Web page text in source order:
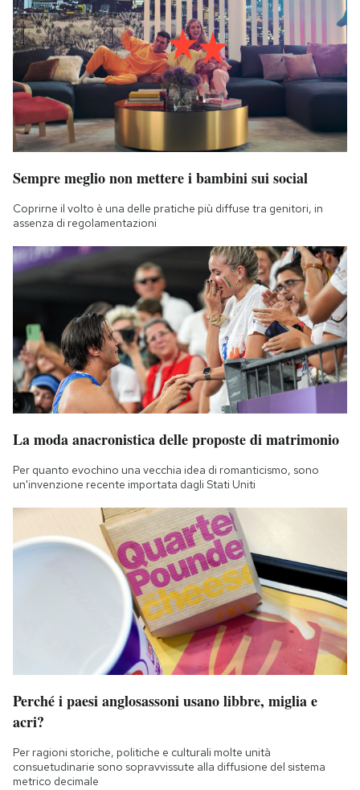
Sempre meglio non mettere i bambini sui social
Coprirne il volto è una delle pratiche più diffuse tra genitori, in
assenza di regolamentazioni
La moda anacronistica delle proposte di matrimonio
Per quanto evochino una vecchia idea di romanticismo, sono
un'invenzione recente importata dagli Stati Uniti
Perché i paesi anglosassoni usano libbre, miglia e
acri?
Per ragioni storiche, politiche e culturali molte unità
consuetudinarie sono sopravvissute alla diffusione del sistema
metrico decimale